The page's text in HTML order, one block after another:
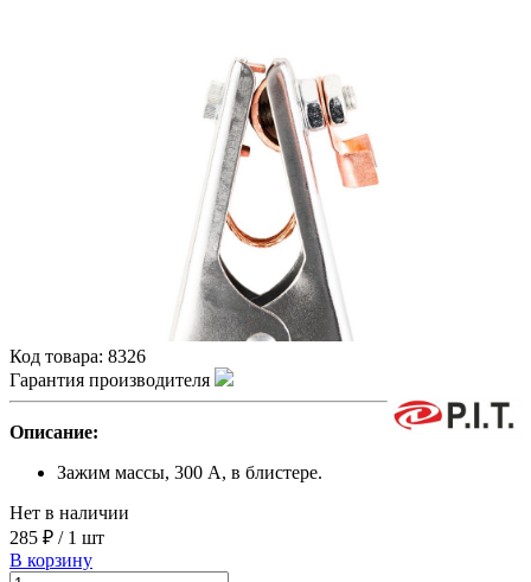
Код товара: 8326
Гарантия производителя
Описание:
Зажим массы, 300 А, в блистере.
Нет в наличии
285 ₽ / 1 шт
В корзину